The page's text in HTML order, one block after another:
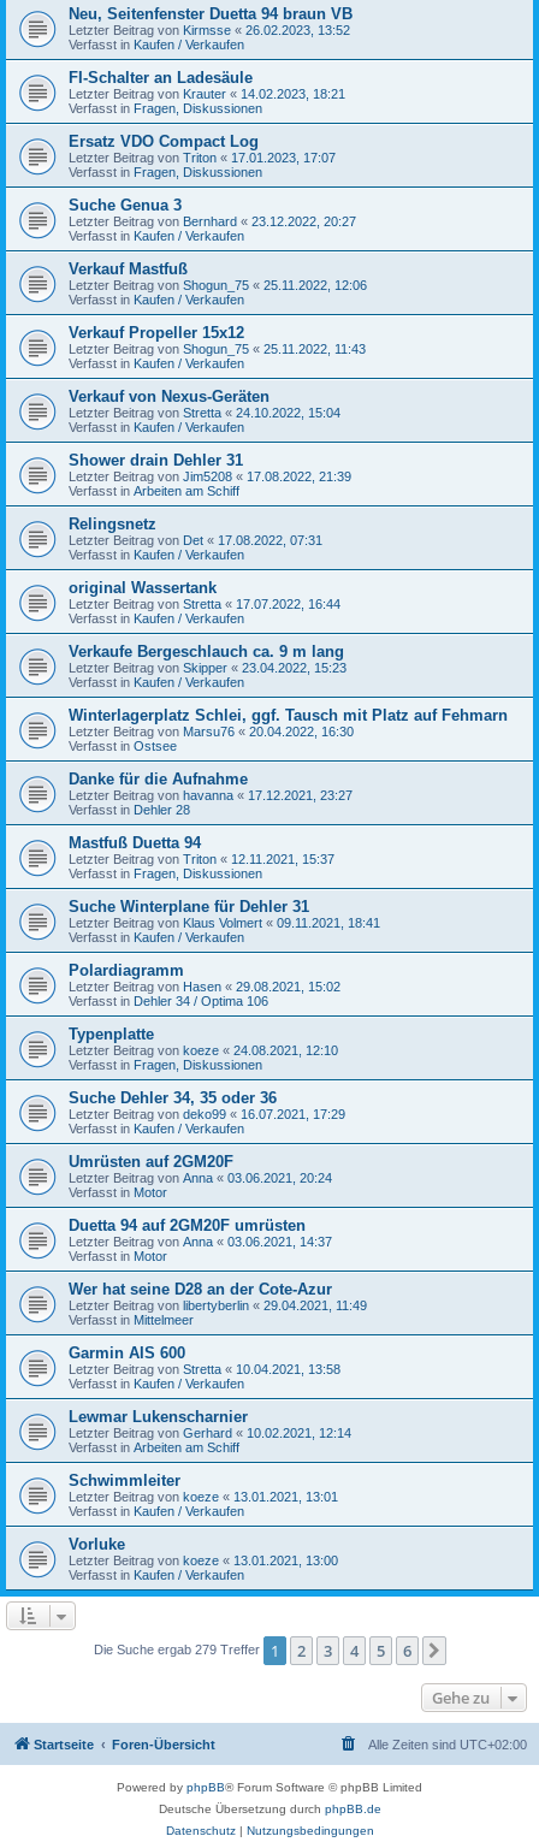
Neu, Seitenfenster Duetta 94 braun VB
Letzter Beitrag von Kirmsse « 26.02.2023, 13:52
Verfasst in Kaufen / Verkaufen
FI-Schalter an Ladesäule
Letzter Beitrag von Krauter « 14.02.2023, 18:21
Verfasst in Fragen, Diskussionen
Ersatz VDO Compact Log
Letzter Beitrag von Triton « 17.01.2023, 17:07
Verfasst in Fragen, Diskussionen
Suche Genua 3
Letzter Beitrag von Bernhard « 23.12.2022, 20:27
Verfasst in Kaufen / Verkaufen
Verkauf Mastfuß
Letzter Beitrag von Shogun_75 « 25.11.2022, 12:06
Verfasst in Kaufen / Verkaufen
Verkauf Propeller 15x12
Letzter Beitrag von Shogun_75 « 25.11.2022, 11:43
Verfasst in Kaufen / Verkaufen
Verkauf von Nexus-Geräten
Letzter Beitrag von Stretta « 24.10.2022, 15:04
Verfasst in Kaufen / Verkaufen
Shower drain Dehler 31
Letzter Beitrag von Jim5208 « 17.08.2022, 21:39
Verfasst in Arbeiten am Schiff
Relingsnetz
Letzter Beitrag von Det « 17.08.2022, 07:31
Verfasst in Kaufen / Verkaufen
original Wassertank
Letzter Beitrag von Stretta « 17.07.2022, 16:44
Verfasst in Kaufen / Verkaufen
Verkaufe Bergeschlauch ca. 9 m lang
Letzter Beitrag von Skipper « 23.04.2022, 15:23
Verfasst in Kaufen / Verkaufen
Winterlagerplatz Schlei, ggf. Tausch mit Platz auf Fehmarn
Letzter Beitrag von Marsu76 « 20.04.2022, 16:30
Verfasst in Ostsee
Danke für die Aufnahme
Letzter Beitrag von havanna « 17.12.2021, 23:27
Verfasst in Dehler 28
Mastfuß Duetta 94
Letzter Beitrag von Triton « 12.11.2021, 15:37
Verfasst in Fragen, Diskussionen
Suche Winterplane für Dehler 31
Letzter Beitrag von Klaus Volmert « 09.11.2021, 18:41
Verfasst in Kaufen / Verkaufen
Polardiagramm
Letzter Beitrag von Hasen « 29.08.2021, 15:02
Verfasst in Dehler 34 / Optima 106
Typenplatte
Letzter Beitrag von koeze « 24.08.2021, 12:10
Verfasst in Fragen, Diskussionen
Suche Dehler 34, 35 oder 36
Letzter Beitrag von deko99 « 16.07.2021, 17:29
Verfasst in Kaufen / Verkaufen
Umrüsten auf 2GM20F
Letzter Beitrag von Anna « 03.06.2021, 20:24
Verfasst in Motor
Duetta 94 auf 2GM20F umrüsten
Letzter Beitrag von Anna « 03.06.2021, 14:37
Verfasst in Motor
Wer hat seine D28 an der Cote-Azur
Letzter Beitrag von libertyberlin « 29.04.2021, 11:49
Verfasst in Mittelmeer
Garmin AIS 600
Letzter Beitrag von Stretta « 10.04.2021, 13:58
Verfasst in Kaufen / Verkaufen
Lewmar Lukenscharnier
Letzter Beitrag von Gerhard « 10.02.2021, 12:14
Verfasst in Arbeiten am Schiff
Schwimmleiter
Letzter Beitrag von koeze « 13.01.2021, 13:01
Verfasst in Kaufen / Verkaufen
Vorluke
Letzter Beitrag von koeze « 13.01.2021, 13:00
Verfasst in Kaufen / Verkaufen
Die Suche ergab 279 Treffer 1 2 3 4 5 6
Gehe zu
Startseite Foren-Übersicht Alle Zeiten sind UTC+02:00
Powered by phpBB® Forum Software © phpBB Limited
Deutsche Übersetzung durch phpBB.de
Datenschutz| Nutzungsbedingungen